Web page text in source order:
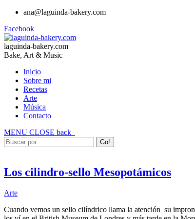
ana@laguinda-bakery.com
Facebook
laguinda-bakery.com
Bake, Art & Music
Inicio
Sobre mi
Recetas
Arte
Música
Contacto
MENU CLOSE back
Los cilindro-sello Mesopotámicos
Arte
Cuando vemos un sello cilíndrico llama la atención su